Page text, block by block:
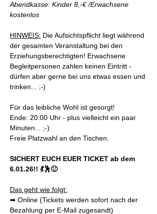
Abendkasse: Kinder 8,-€ /Erwachsene
kostenlos
HINWEIS: Die Aufsichtspflicht liegt während
der gesamten Veranstaltung bei den
Erziehungsberechtigten! Erwachsene
Begleitpersonen zahlen keinen Eintritt -
dürfen aber gerne bei uns etwas essen und
trinken... ;-)
Für das leibliche Wohl ist gesorgt!
Ende: 20:00 Uhr - plus vielleicht ein paar
Minuten... ;-)
Freie Platzwahl an den Tischen.
SICHERT EUCH EUER TICKET ab dem
6.01.26!! 💃🕺🙂
Das geht wie folgt:
➡ Online (Tickets werden sofort nach der
Bezahlung per E-Mail zugesandt)